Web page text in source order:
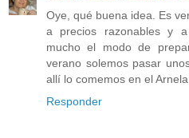
Oye, qué buena idea. Es
a precios razonables y
mucho el modo de
verano solemos pasar
allí lo comemos en el
Responder